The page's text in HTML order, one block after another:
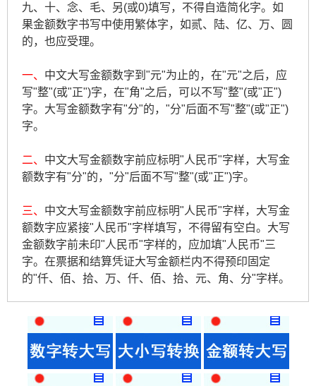
九、十、念、毛、另(或0)填写，不得自造简化字。如
果金额数字书写中使用繁体字，如贰、陆、亿、万、圆
的，也应受理。
一、 中文大写金额数字到"元"为止的，在"元"之后，应
写"整"(或"正")字，在"角"之后，可以不写"整"(或"正")
字。大写金额数字有"分"的，"分"后面不写"整"(或"正")
字。
二、 中文大写金额数字前应标明"人民币"字样，大写金
额数字有"分"的，"分"后面不写"整"(或"正")字。
三、 中文大写金额数字前应标明"人民币"字样，大写金
额数字应紧接"人民币"字样填写，不得留有空白。大写
金额数字前未印"人民币"字样的，应加填"人民币"三
字。在票据和结算凭证大写金额栏内不得预印固定
的"仟、佰、拾、万、仟、佰、拾、元、角、分"字样。